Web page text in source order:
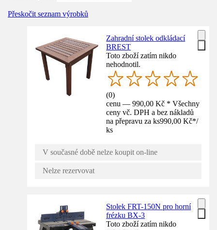
Přeskočit seznam výrobků
Zahradní stolek odkládací
BREST
Toto zboží zatím nikdo
nehodnotil.
(0)
cenu — 990,00 Kč * Všechny
ceny vč. DPH a bez nákladů
na přepravu za ks990,00 Kč*/
ks
V současné době nelze koupit on-line
Nelze rezervovat
Stolek FRT-150N pro horní
frézku BX-3
Toto zboží zatím nikdo